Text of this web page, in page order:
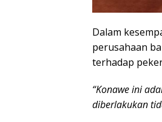
Dalam
perusahaan
terhadap
“Konawe ini
diberlakukan